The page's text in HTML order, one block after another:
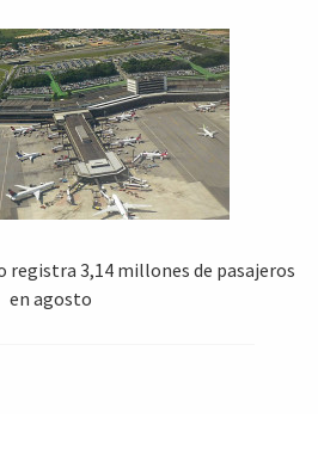
registra 3,14 millones de pasajeros
en agosto